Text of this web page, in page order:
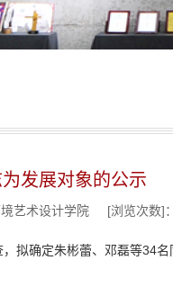
发展对象的公示
艺术设计学院 [浏览次数]：
拟确定朱彬蕾、邓磊等34